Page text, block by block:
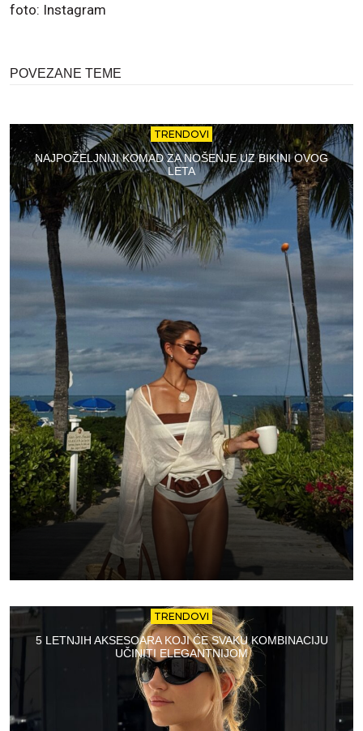
foto: Instagram
POVEZANE TEME
TRENDOVI
NAJPOŽELJNIJI KOMAD ZA NOŠENJE UZ BIKINI OVOG
LETA
TRENDOVI
5 LETNJIH AKSESOARA KOJI ĆE SVAKU KOMBINACIJU
UČINITI ELEGANTNIJOM